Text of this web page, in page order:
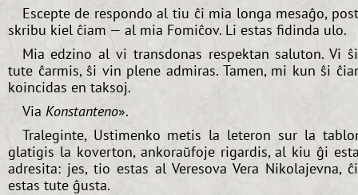
Escepte de respondo al tiu ĉi mia longa mesaĝo,
skribu kiel ĉiam — al mia Fomiĉov. Li estas fidinda ulo.
Mia edzino al vi transdonas respektan saluton. Vi
tute ĉarmis, ŝi vin plene admiras. Tamen, mi kun ŝi
koincidas en taksoj.
Via Konstanteno».
Traleginte, Ustimenko metis la leteron sur la
glatigis la koverton, ankoraŭfoje rigardis, al kiu ĝi
adresita: jes, tio estas al Veresova Vera Nikolajevna,
estas tute ĝusta.